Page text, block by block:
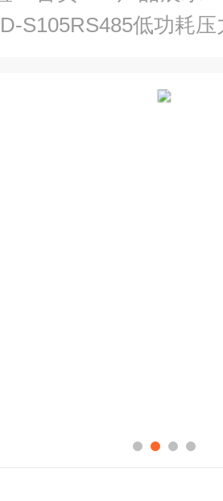
S105RS485低功耗压